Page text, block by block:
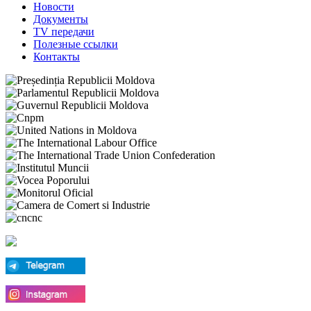
Новости
Документы
TV передачи
Полезные ссылки
Контакты